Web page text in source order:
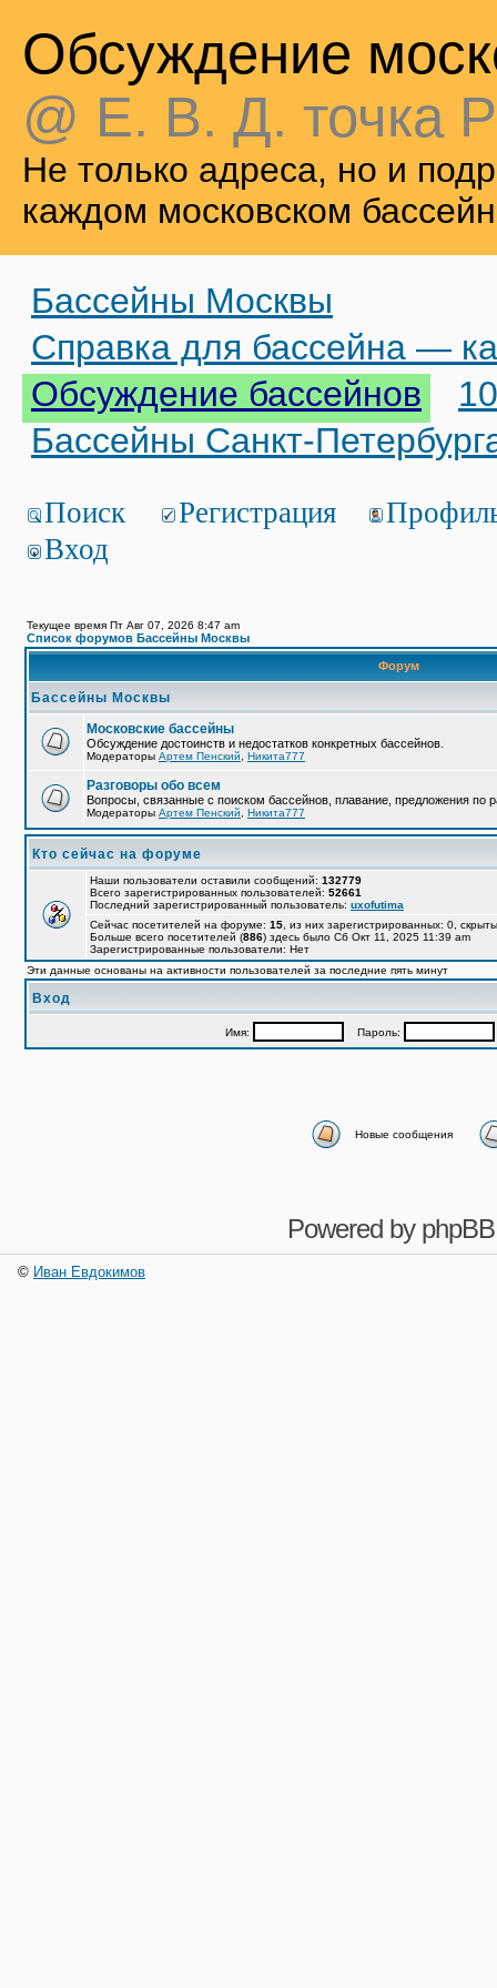
Обсуждение
@ Е. В. Д. точка
Не только адреса, но и
каждом московском
Бассейны Москвы
Справка для бассейна —
Обсуждение бассейнов
Бассейны Санкт-
Поиск Регистрация
Вход
Текущее время Пт Авг 07, 2026 8:47 am
Список форумов Бассейны Москвы
Форум
Бассейны Москвы
Московские бассейны
Обсуждение достоинств и недостатков конкретных бассейнов.
Модераторы Артем Пенский Никита777
Разговоры обо всем
Вопросы, связанные с поиском бассейнов, плавание, предложения по
Модераторы Артем Пенский Никита777
Кто сейчас на форуме
Наши пользователи оставили сообщений: 132779
Всего зарегистрированных пользователей: 52661
Последний зарегистрированный пользователь: uxofutima
Сейчас посетителей на форуме: 15 , из них зарегистрированных: 0,
Больше всего посетителей (886) здесь было Сб Окт 11, 2025 11:39 am
Зарегистрированные пользователи: Нет
Эти данные основаны на активности пользователей за последние пять минут
Вход
Имя: Пароль:
Новые сообщения
Powered by phpBB
© Иван Евдокимов